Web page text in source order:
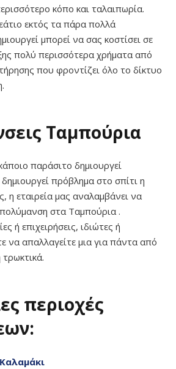
κόπο και ταλαιπωρία.
εκτός τα πάρα πολλά
μπορεί να σας κοστίσει σε
πολύ περισσότερα χρήματα από
που φροντίζει όλο το δίκτυο
Ταμπούρια
παράσιτο δημιουργεί
πρόβλημα στο σπίτι η
η εταιρεία μας αναλαμβάνει να
στα Ταμπούρια .
ή επιχειρήσεις, ιδιώτες ή
να απαλλαγείτε μια για πάντα από
περιοχές